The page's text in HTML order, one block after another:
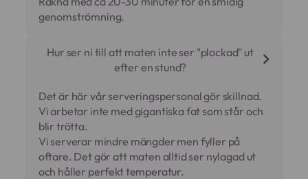
genomströmning.
Hur ser ni till att maten inte ser "plockad" ut
efter en stund?
Det är här vår serveringspersonal gör skillnad.
Vi arbetar inte med gigantiska fat som står och
blir trötta.
Vi serverar mindre mängder men fyller på
oftare. Det gör att maten alltid ser nylagad ut
och håller perfekt temperatur.